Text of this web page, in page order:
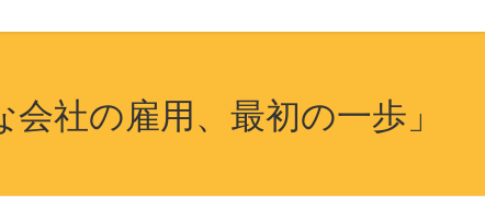
会社の雇用、最初の一歩」